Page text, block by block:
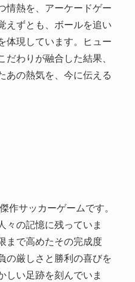
情熱を、アーケードゲー
えずとも、ボールを追い
体現しています。ヒュー
わりが融合した結果、
あの熱気を、今に伝える
作サッカーゲームです。
々の記憶に残っていま
まで高めたその完成度
の厳しさと勝利の喜びを
しい足跡を刻んでいま